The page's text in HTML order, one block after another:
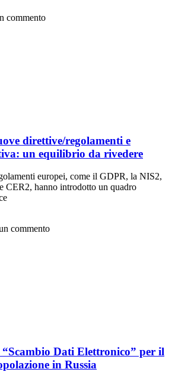
commento
direttive/regolamenti e
un equilibrio da rivedere
europei, come il GDPR, la NIS2,
CER2, hanno introdotto un quadro
commento
Dati Elettronico” per il
in Russia